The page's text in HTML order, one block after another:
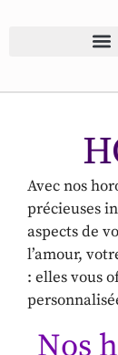
Avec nos
précieuses
aspects de
l’amour,
: elles vous